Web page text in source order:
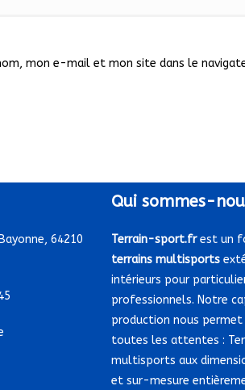
mon e-mail et mon site dans le
64210
Qui sommes-
Terrain-sport.fr est un
terrains multisports
intérieurs pour
professionnels. Notre
production nous permet
toutes les attentes :
multisports aux
et sur-mesure